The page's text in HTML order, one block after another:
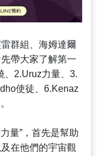
群組、海姆達爾
帶大家了解第一
、2.Uruz力量、3.
使徒、6.Kenaz
量”，首先是幫助
在他們的宇宙觀